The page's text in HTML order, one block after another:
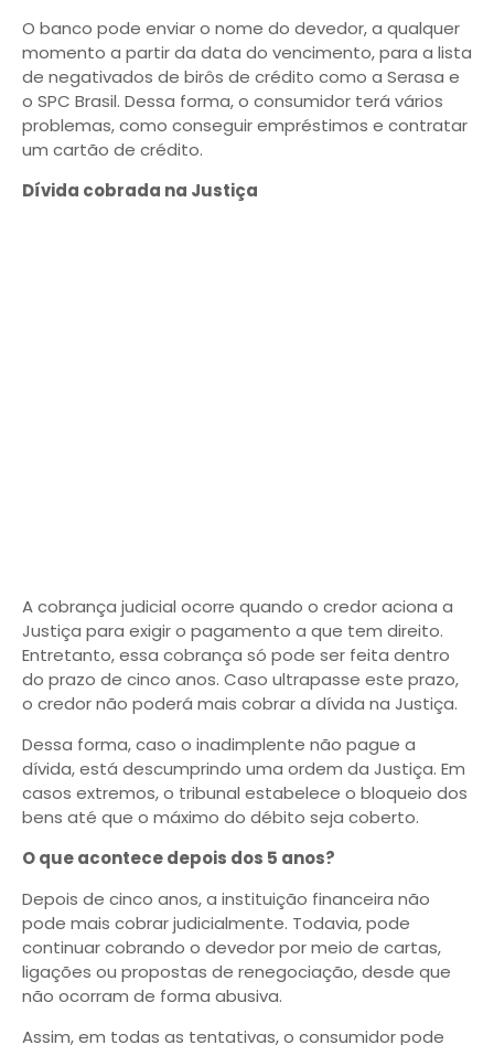
O banco pode enviar o nome do devedor, a qualquer
momento a partir da data do vencimento, para a lista
de negativados de birôs de crédito como a Serasa e
o SPC Brasil. Dessa forma, o consumidor terá vários
problemas, como conseguir empréstimos e contratar
um cartão de crédito.
Dívida cobrada na Justiça
A cobrança judicial ocorre quando o credor aciona a
Justiça para exigir o pagamento a que tem direito.
Entretanto, essa cobrança só pode ser feita dentro
do prazo de cinco anos. Caso ultrapasse este prazo,
o credor não poderá mais cobrar a dívida na Justiça.
Dessa forma, caso o inadimplente não pague a
dívida, está descumprindo uma ordem da Justiça. Em
casos extremos, o tribunal estabelece o bloqueio dos
bens até que o máximo do débito seja coberto.
O que acontece depois dos 5 anos?
Depois de cinco anos, a instituição financeira não
pode mais cobrar judicialmente. Todavia, pode
continuar cobrando o devedor por meio de cartas,
ligações ou propostas de renegociação, desde que
não ocorram de forma abusiva.
Assim, em todas as tentativas, o consumidor pode